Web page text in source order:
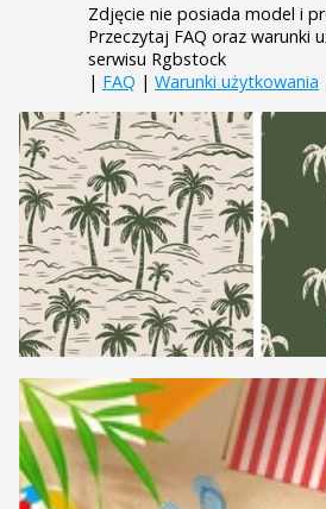
Zdjęcie nie posiada model i
Przeczytaj FAQ oraz warunki
serwisu Rgbstock
| FAQ | Warunki użytkowania